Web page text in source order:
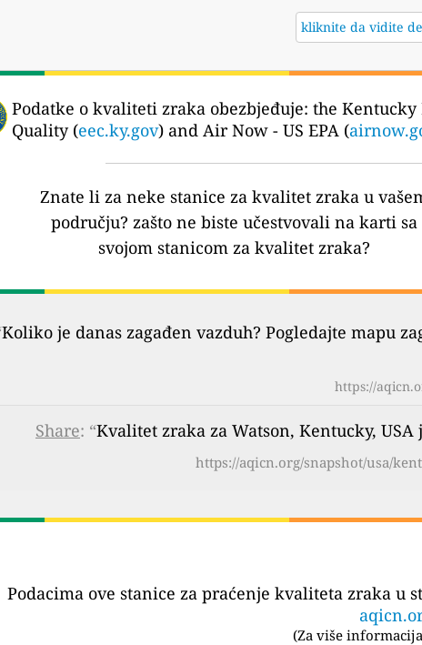
kliknite da vidite
Podatke o kvaliteti zraka obezbjeđuje: the
Quality (eec.ky.gov) and Air Now - US EPA (
Znate li za neke stanice za kvalitet zraka u
području? zašto ne biste učestvovali na karti sa
svojom stanicom za kvalitet zraka?
Koliko je danas zagađen vazduh? Pogledajte mapu
https://
Share: “Kvalitet zraka za Watson, Kentucky, USA
https://aqicn.org/snapshot/usa/
Podacima ove stanice za praćenje kvaliteta zraka
(Za više